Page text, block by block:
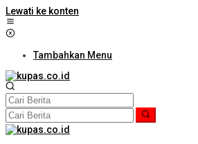
Lewati ke konten
Tambahkan Menu